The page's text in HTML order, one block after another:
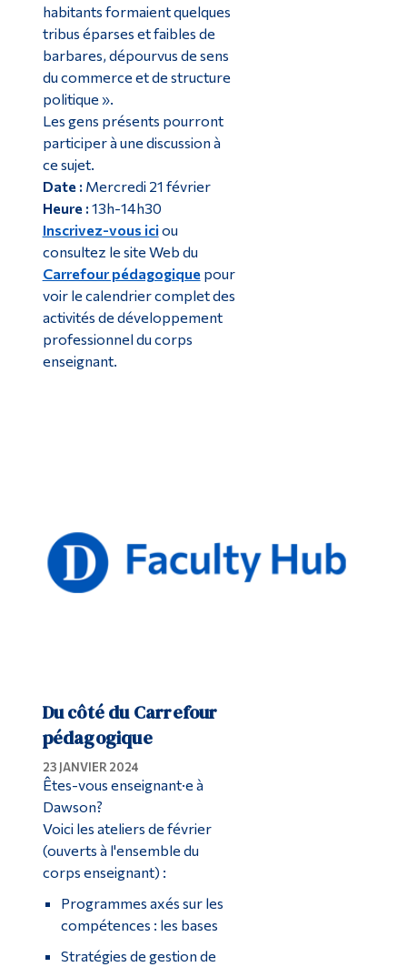
habitants formaient quelques
tribus éparses et faibles de
barbares, dépourvus de sens
du commerce et de structure
politique ».
Les gens présents pourront
participer à une discussion à
ce sujet.
Date : Mercredi 21 février
Heure : 13h-14h30
Inscrivez-vous ici ou
consultez le site Web du
Carrefour pédagogiquepour
voir le calendrier complet des
activités de développement
professionnel du corps
enseignant.
Du côté du Carrefour
pédagogique
23 JANVIER 2024
Êtes-vous enseignant·e à
Dawson?
Voici les ateliers de février
(ouverts à l'ensemble du
corps enseignant) :
Programmes axés sur les
compétences : les bases
Stratégies de gestion de